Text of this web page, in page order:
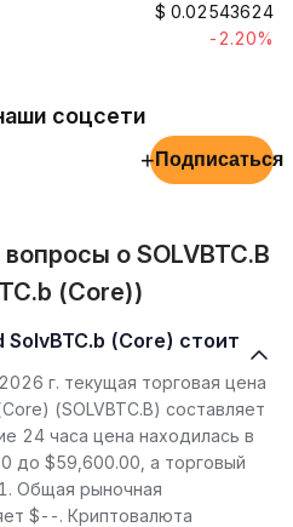
$ 0.02543624
-2.20%
соцсети
+ Подписаться
о SOLVBTC.B
(Core))
г. текущая торговая цена
(SOLVBTC.B) составляет
24 часа цена находилась в
до $59,600.00, а торговый
Общая рыночная
$--. Криптовалюта